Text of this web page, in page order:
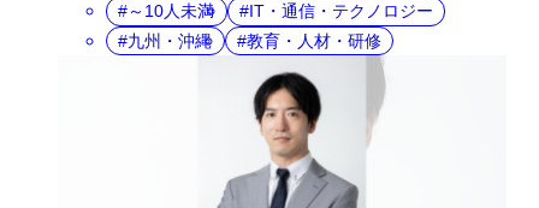
～10人未満
IT・通信・テクノロジー
九州・沖縄
教育・人材・研修